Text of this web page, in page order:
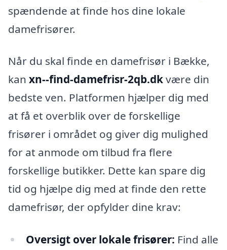
spændende at finde hos dine lokale
damefrisører.
Når du skal finde en damefrisør i Bække,
kan xn--find-damefrisr-2qb.dkvære din
bedste ven. Platformen hjælper dig med
at få et overblik over de forskellige
frisører i området og giver dig mulighed
for at anmode om tilbud fra flere
forskellige butikker. Dette kan spare dig
tid og hjælpe dig med at finde den rette
damefrisør, der opfylder dine krav:
Oversigt over lokale frisører: Find alle